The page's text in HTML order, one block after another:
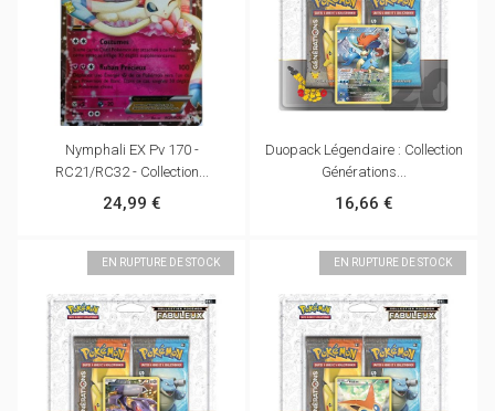
Nymphali EX Pv 170 -
RC21/RC32 - Collection...
24,99 €
Duopack Légendaire : Collection
Générations...
16,66 €
EN RUPTURE DE STOCK EN RUPTURE DE STOCK